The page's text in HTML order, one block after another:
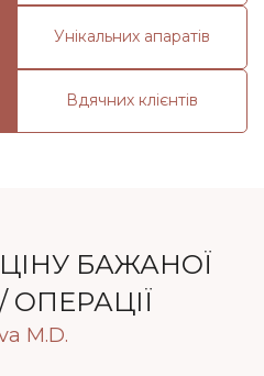
Унікальних апаратів
Вдячних клієнтів
БАЖАНОЇ
M.D.